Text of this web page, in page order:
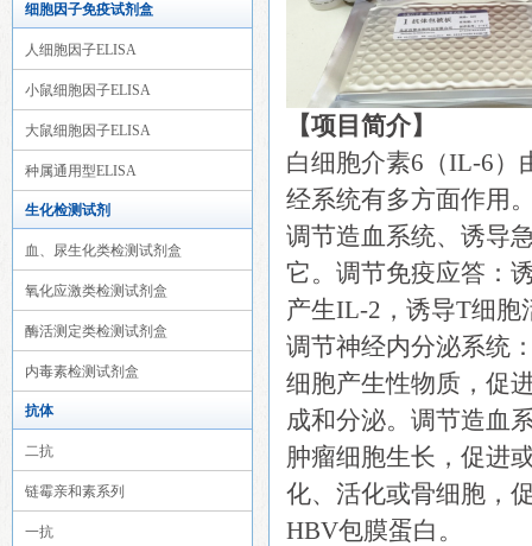
细胞因子免疫试剂盒
人细胞因子ELISA
小鼠细胞因子ELISA
大鼠细胞因子ELISA
种属通用型ELISA
生化检测试剂
血、尿生化类检测试剂盒
氧化应激类检测试剂盒
酶活测定类检测试剂盒
内毒素检测试剂盒
抗体
二抗
链霉亲和素系列
一抗
【项目简介】
白细胞介素6（IL-6）
经系统有多方面作用
调节造血系统、诱导
它。调节免疫应答：
产生IL-2，诱导T细胞
调节神经内分泌系统
细胞产生性物质，促
成和分泌。调节造血
肿瘤细胞生长，促进
化、活化或骨细胞，
HBV包膜蛋白。